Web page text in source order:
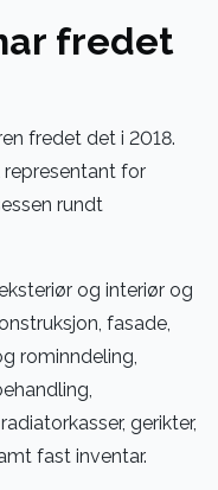
fredet
fredet det i 2018.
representant for
rundt
og interiør og
fasade,
rominndeling,
gerikter,
fast inventar.